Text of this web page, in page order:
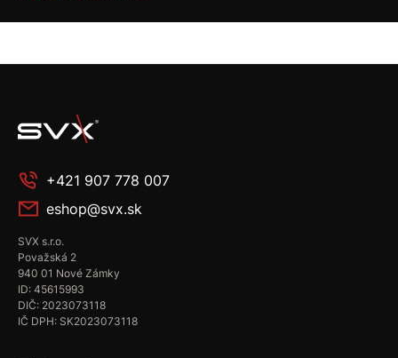
+421 907 778 007
eshop@svx.sk
SVX s.r.o.
Považská 2
940 01 Nové Zámky
ID: 45615993
DIČ: 2023073118
IČ DPH: SK2023073118